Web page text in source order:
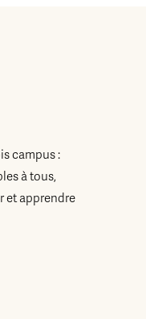
campus :
à tous,
et apprendre